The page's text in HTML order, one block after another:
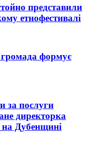
представили
етнофестивалі
громада формує
за послуги
директорка
на Дубенщині